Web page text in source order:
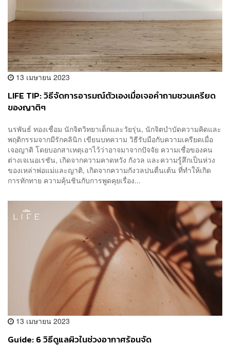
13 เมษายน 2023
LIFE TIP: วิธีจัดการอารมณ์ตัวเองเมื่อเจอคำถามชวนเครียด
ของญาติๆ
นรพันธ์ ทองเชื่อม นักจิตวิทยาเด็กและวัยรุ่น, นักจิตบำบัดความคิดและ
พฤติกรรมจากมีรักคลินิก เขียนบทความ วิธีรับมือกับความเครียดเมื่อ
เจอญาติ โดยบอกสาเหตุเอาไว้ว่าอาจมาจากปัจจัย ความเชื่อของคน
ต่างเจเนอเรชัน, เกิดจากความคาดหวัง กังวล และความรู้สึกเป็นห่วง
ของเหล่าพ่อแม่และญาติ, เกิดจากความกังวลปนตื่นเต้น ที่ทำให้เกิด
การทักทาย ความคุ้นชินกับการพูดคุยเรื่อง...
13 เมษายน 2023
Guide: 6 วิธีดูแลผิวในช่วงอากาศร้อนจัด